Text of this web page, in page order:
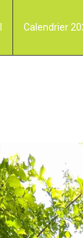
Calendrier